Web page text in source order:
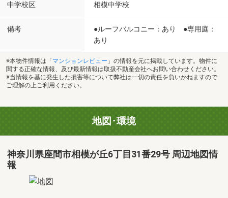
中学校区 相模中学校
備考
●ルーフバルコニー：あり ●専用庭：
あり
※本物件情報は「 マンションレビュー 」の情報を元に掲載しています。物件に
関する正確な情報、及び最新情報は取扱不動産会社へお問い合わせください。
※当情報を基に発生した損害等について弊社は一切の責任を負いかねますので
ご理解の上ご利用ください。
地図･環境
神奈川県座間市相模が丘6丁目31番29号 周辺地図情
報